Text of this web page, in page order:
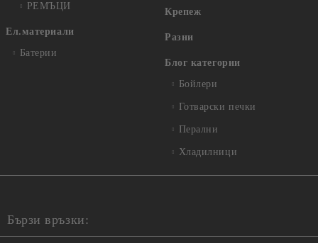
РЕМЪЦИ
Ел.материали
Батерии
Крепеж
Разни
Блог категории
Бойлери
Готварски печки
Перални
Хладилници
Бързи връзки: